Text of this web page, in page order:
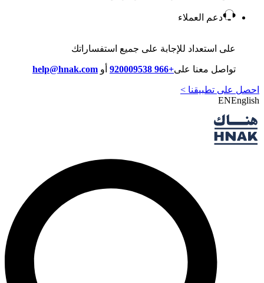
دعم العملاء
على استعداد للإجابة على جميع استفساراتك
تواصل معنا على+966 920009538 أو help@hnak.com
احصل على تطبيقنا >
ENEnglish